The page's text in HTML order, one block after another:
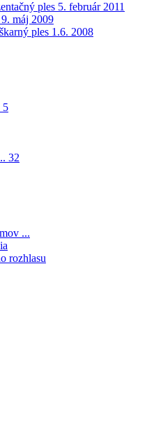
ples 5. február 2011
máj 2009
ples 1.6. 2008
5
32
...
rozhlasu